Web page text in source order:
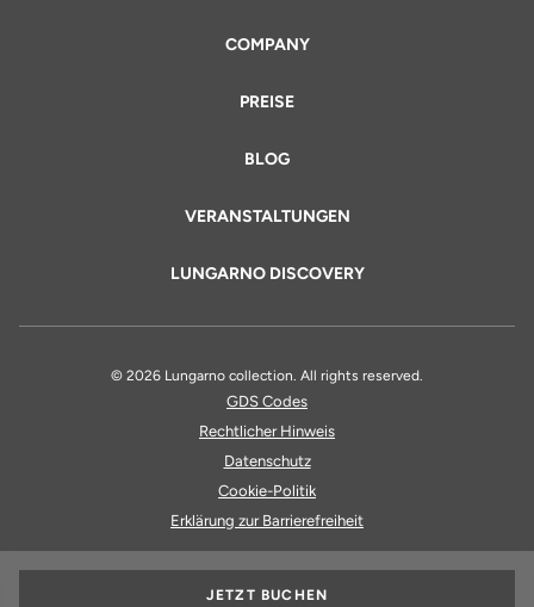
JETZT BUCHEN
COMPANY
PREISE
BLOG
VERANSTALTUNGEN
LUNGARNO DISCOVERY
© 2026 Lungarno collection. All rights reserved.
GDS Codes
Rechtlicher Hinweis
Datenschutz
Cookie-Politik
Erklärung zur Barrierefreiheit